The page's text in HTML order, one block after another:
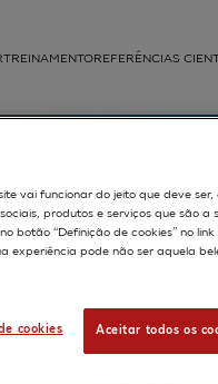
TREINAMENTOREFERÊNCIAS
vai funcionar do jeito que deve
produtos e serviços que são
botão “Definição de cookies” no
experiência pode não ser aquela
cookies Aceitar todos os